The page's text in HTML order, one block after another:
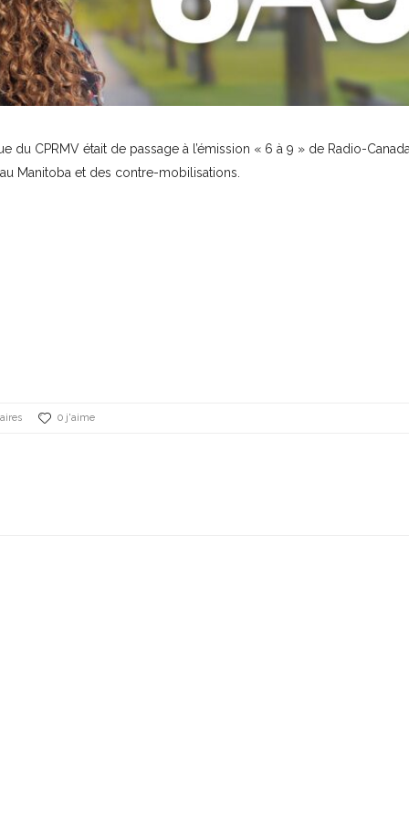
CPRMV était de passage à l’émission « 6 à 9 » de Radio-
Manitoba et des contre-mobilisations.
0 j'aime